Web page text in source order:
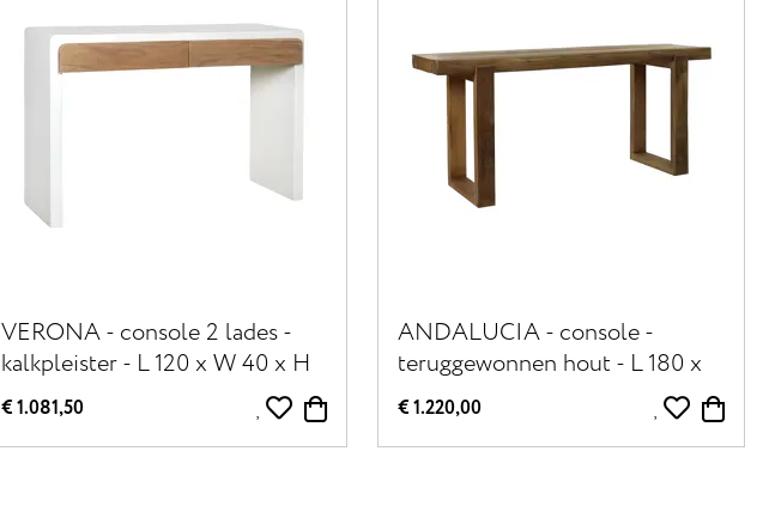
VERONA - console 2 lades -
kalkpleister - L 120 x W 40 x H
80 cm - gebroken wit
€ 1.081,50
ANDALUCIA - console -
teruggewonnen hout - L 180 x
W 45 x H 80 cm - naturel
€ 1.220,00